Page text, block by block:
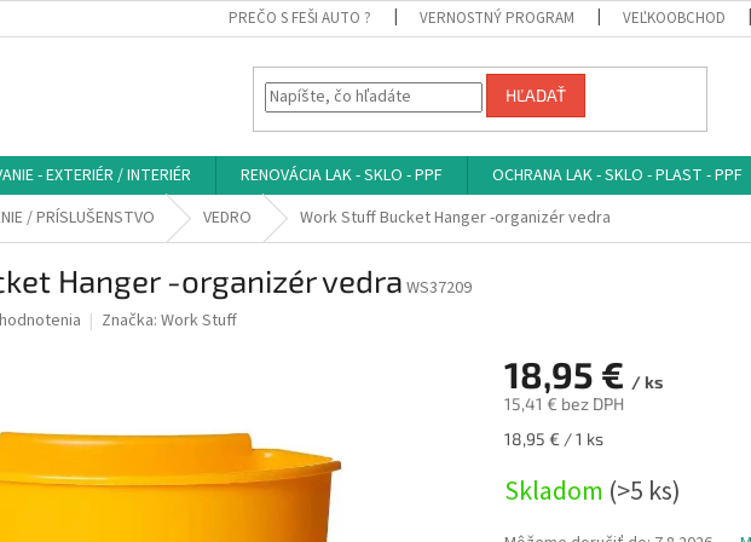
PREČO S FEŠI AUTO ? VERNOSTNÝ PROGRAM VEĽKOOBCHOD
HĽADAŤ
- EXTERIÉR / INTERIÉR RENOVÁCIA LAK - SKLO - PPF OCHRANA LAK - SKLO - PLAST - PPF
/ PRÍSLUŠENSTVO VEDRO Work Stuff Bucket Hanger -organizér vedra
Hanger -organizér vedra WS37209
Značka: Work Stuff
18,95 € / ks
15,41 € bez DPH
Jednotková
18,95 € / 1 ks
Skladom (>5 ks)